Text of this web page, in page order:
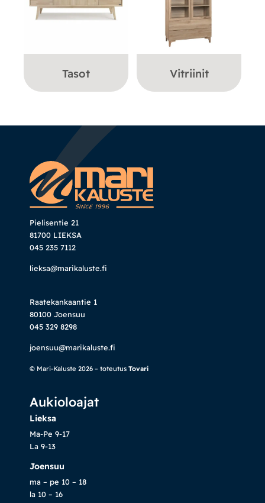
Tasot Vitriinit
Pielisentie 21
81700 LIEKSA
045 235 7112
lieksa@marikaluste.fi
Raatekankaantie 1
80100 Joensuu
045 329 8298
joensuu@marikaluste.fi
© Mari-Kaluste 2026 – toteutus Tovari
Aukioloajat
Lieksa
Ma-Pe 9-17
La 9-13
Joensuu
ma – pe 10 – 18
la 10 – 16